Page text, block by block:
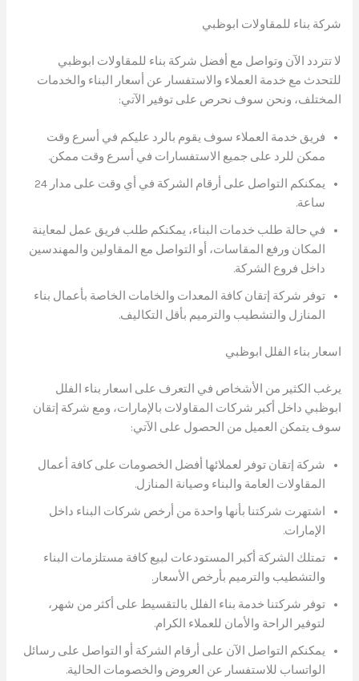
شركة بناء للمقاولات ابوظبي
لا تتردد الآن وتواصل مع أفضل شركة بناء للمقاولات ابوظبي
للتحدث مع خدمة العملاء والاستفسار عن أسعار البناء والخدمات
المختلف، ونحن سوف نحرص على توفير الآتي:
فريق خدمة العملاء سوف يقوم بالرد عليكم في أسرع وقت
ممكن للرد على جميع الاستفسارات في أسرع وقت ممكن.
يمكنكم التواصل على أرقام الشركة في أي وقت على مدار 24
ساعة.
في حالة طلب خدمات البناء، يمكنكم طلب فريق عمل لمعاينة
المكان ورفع المقاسات، أو التواصل مع المقاولين والمهندسين
داخل فروع الشركة.
توفر شركة إتقان كافة المعدات والخامات الخاصة بأعمال بناء
المنازل والتشطيب والترميم بأقل التكاليف.
اسعار بناء الفلل ابوظبي
يرغب الكثير من الأشخاص في التعرف على اسعار بناء الفلل
ابوظبي داخل أكبر شركات المقاولات بالإمارات، ومع شركة إتقان
سوف يتمكن العميل من الحصول على الآتي:
شركة إتقان توفر لعملائها أفضل الخصومات على كافة أعمال
المقاولات العامة والبناء وصيانة المنازل.
اشتهرت شركتنا بأنها واحدة من أرخص شركات البناء داخل
الإمارات.
تمتلك الشركة أكبر المستودعات لبيع كافة مستلزمات البناء
والتشطيب والترميم بأرخص الأسعار.
توفر شركتنا خدمة بناء الفلل بالتقسيط على أكثر من شهر،
لتوفير الراحة والأمان للعملاء الكرام.
يمكنكم التواصل الآن على أرقام الشركة أو التواصل على رسائل
الواتساب للاستفسار عن العروض والخصومات الحالية.